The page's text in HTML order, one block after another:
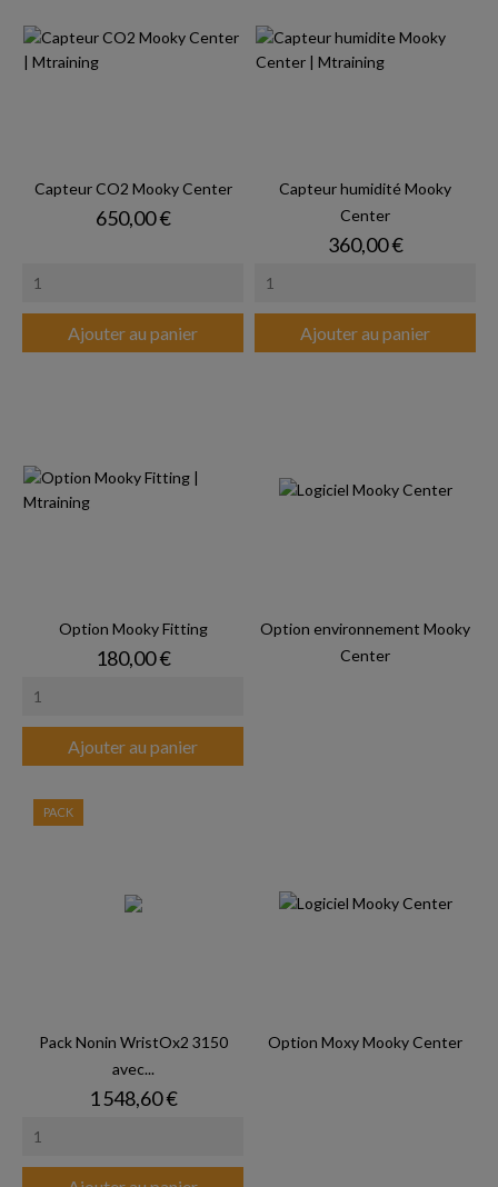
Capteur CO2 Mooky Center
Prix
650,00 €
Ajouter au panier
Capteur humidité Mooky
Center
Prix
360,00 €
Ajouter au panier
Option Mooky Fitting
Prix
180,00 €
Ajouter au panier
Option environnement Mooky
Center
Pack Nonin WristOx2 3150
avec...
Prix
1 548,60 €
PACK
Option Moxy Mooky Center